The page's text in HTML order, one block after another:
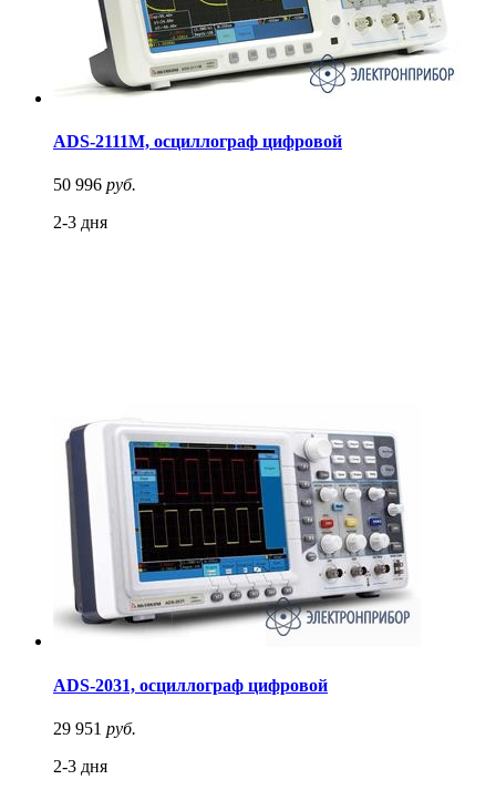
ADS-2111M, осциллограф цифровой
50 996 руб.
2-3 дня
ADS-2031, осциллограф цифровой
29 951 руб.
2-3 дня